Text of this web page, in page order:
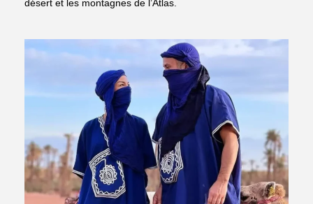
désert et les montagnes de l’Atlas.